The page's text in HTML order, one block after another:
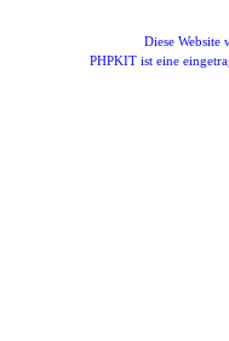
Diese Website
PHPKIT ist eine